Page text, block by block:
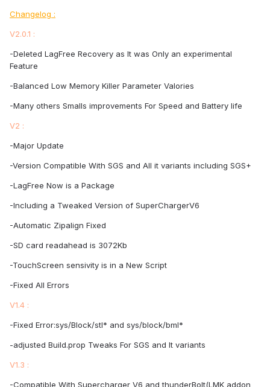
Changelog :
V2.0.1 :
-Deleted LagFree Recovery as It was Only an experimental
Feature
-Balanced Low Memory Killer Parameter Valories
-Many others Smalls improvements For Speed and Battery life
V2 :
-Major Update
-Version Compatible With SGS and All it variants including SGS+
-LagFree Now is a Package
-Including a Tweaked Version of SuperChargerV6
-Automatic Zipalign Fixed
-SD card readahead is 3072Kb
-TouchScreen sensivity is in a New Script
-Fixed All Errors
V1.4 :
-Fixed Error:sys/Block/stl* and sys/block/bml*
-adjusted Build.prop Tweaks For SGS and It variants
V1.3 :
-Compatible With Supercharger V6 and thunderBolt(LMK addon